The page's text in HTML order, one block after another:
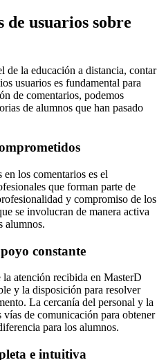
de usuarios sobre
de la educación a distancia, contar
usuarios es fundamental para
de comentarios, podemos
de alumnos que han pasado
en los comentarios es el
que forman parte de
y compromiso de los
se involucran de manera activa
alumnos.
constante
atención recibida en MasterD
y la disposición para resolver
La cercanía del personal y la
de comunicación para obtener
para los alumnos.
e intuitiva